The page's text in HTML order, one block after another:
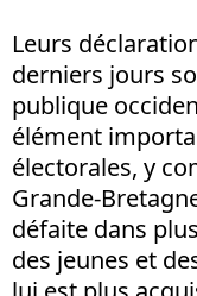
Leurs
derniers jours
publique
élément
électorales, y
Grande-
défaite dans
des jeunes et